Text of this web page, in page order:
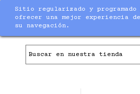
Sitio regularizado y
ofrecer una mejor experiencia
su navegación.
Contacto | Todo el